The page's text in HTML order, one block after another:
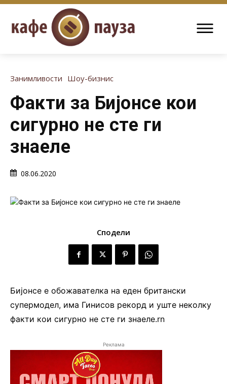
Занимливости Шоу-бизнис
Факти за Бијонсе кои
сигурно не сте ги
знаеле
08.06.2020
Сподели
Бијонсе e обожавателка на еден британски
супермодел, има Гинисов рекорд и уште неколку
факти кои сигурно не сте ги знаеле.rn
Реклама